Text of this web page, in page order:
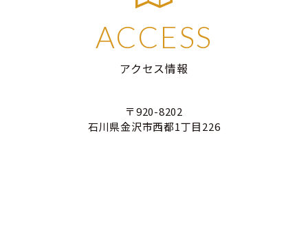
ACCESS
アクセス情報
〒920-8202
石川県金沢市西都1丁目226